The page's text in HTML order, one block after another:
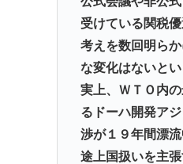
受けている関税
考えを数回明ら
な変化はないと
実上、ＷＴＯ内
るドーハ開発ア
渉が１９年間漂
途上国扱いを主